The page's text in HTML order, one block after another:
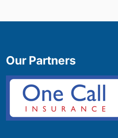
Our Partners